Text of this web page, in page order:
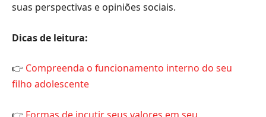
suas perspectivas e opiniões sociais.
Dicas de leitura:
👉 Compreenda o funcionamento interno do seu
filho adolescente